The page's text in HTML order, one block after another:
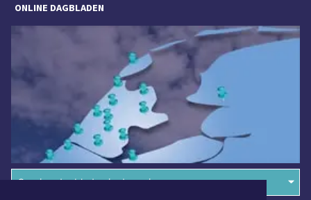
ONLINE DAGBLADEN
Overige dagbladen in de regio